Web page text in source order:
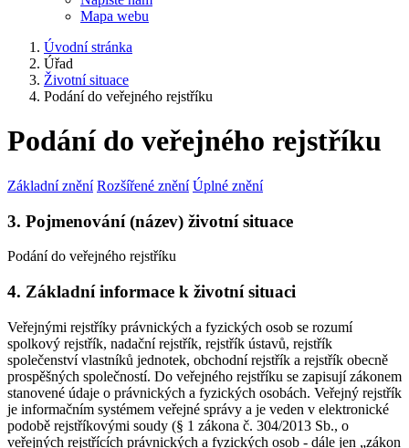
Mapa webu
Úvodní stránka
Úřad
Životní situace
Podání do veřejného rejstříku
Podání do veřejného rejstříku
Základní znění Rozšířené znění Úplné znění
3. Pojmenování (název) životní situace
Podání do veřejného rejstříku
4. Základní informace k životní situaci
Veřejnými rejstříky právnických a fyzických osob se rozumí
spolkový rejstřík, nadační rejstřík, rejstřík ústavů, rejstřík
společenství vlastníků jednotek, obchodní rejstřík a rejstřík obecně
prospěšných společností. Do veřejného rejstříku se zapisují zákonem
stanovené údaje o právnických a fyzických osobách. Veřejný rejstřík
je informačním systémem veřejné správy a je veden v elektronické
podobě rejstříkovými soudy (§ 1 zákona č. 304/2013 Sb., o
veřejných rejstřících právnických a fyzických osob - dále jen „zákon